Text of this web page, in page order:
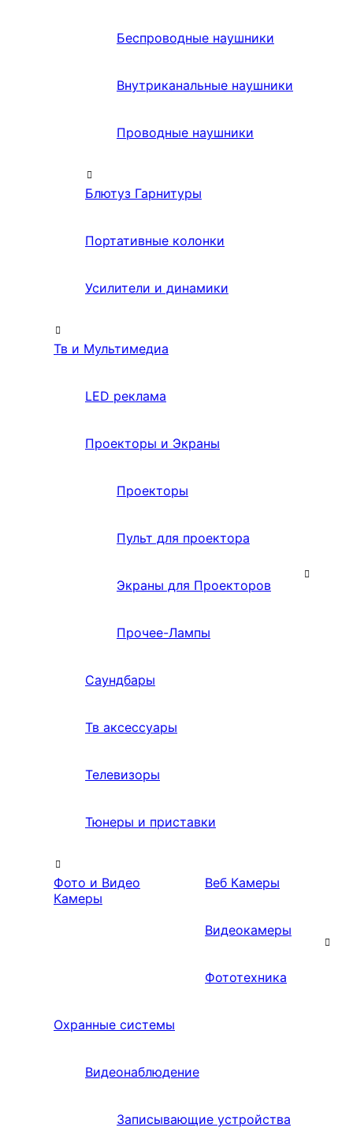
Беспроводные наушники
Внутриканальные наушники
Проводные наушники
Блютуз Гарнитуры
Портативные колонки
Усилители и динамики
Тв и Мультимедиа
LED реклама
Проекторы и Экраны
Проекторы
Пульт для проектора
Экраны для Проекторов
Прочее-Лампы
Саундбары
Тв аксессуары
Телевизоры
Тюнеры и приставки
Фото и Видео
Камеры
Веб Камеры
Видеокамеры
Фототехника
Охранные системы
Видеонаблюдение
Записывающие устройства